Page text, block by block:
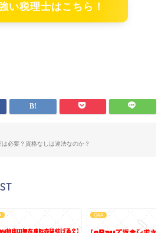
い税理士はこちら！
必要？資格なしは違法なのか？
Q&A